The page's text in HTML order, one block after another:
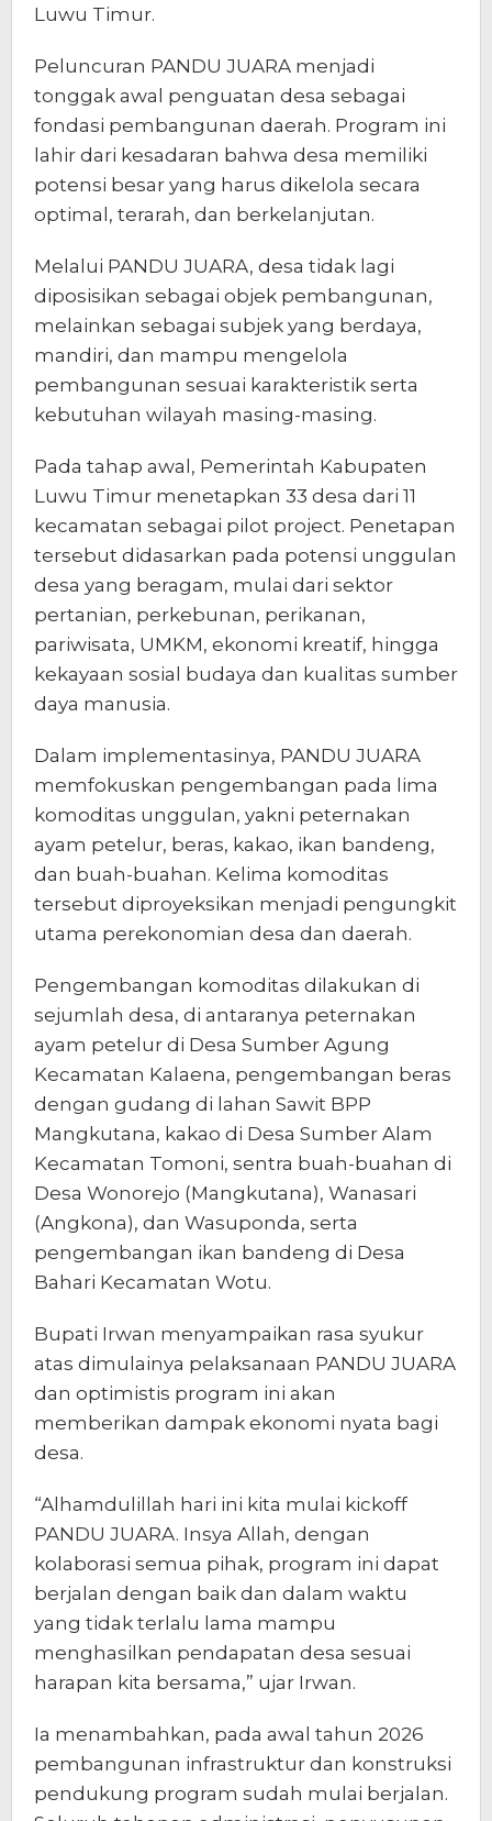
Luwu Timur.
Peluncuran PANDU JUARA menjadi
tonggak awal penguatan desa sebagai
fondasi pembangunan daerah. Program ini
lahir dari kesadaran bahwa desa memiliki
potensi besar yang harus dikelola secara
optimal, terarah, dan berkelanjutan.
Melalui PANDU JUARA, desa tidak lagi
diposisikan sebagai objek pembangunan,
melainkan sebagai subjek yang berdaya,
mandiri, dan mampu mengelola
pembangunan sesuai karakteristik serta
kebutuhan wilayah masing-masing.
Pada tahap awal, Pemerintah Kabupaten
Luwu Timur menetapkan 33 desa dari 11
kecamatan sebagai pilot project. Penetapan
tersebut didasarkan pada potensi unggulan
desa yang beragam, mulai dari sektor
pertanian, perkebunan, perikanan,
pariwisata, UMKM, ekonomi kreatif, hingga
kekayaan sosial budaya dan kualitas sumber
daya manusia.
Dalam implementasinya, PANDU JUARA
memfokuskan pengembangan pada lima
komoditas unggulan, yakni peternakan
ayam petelur, beras, kakao, ikan bandeng,
dan buah-buahan. Kelima komoditas
tersebut diproyeksikan menjadi pengungkit
utama perekonomian desa dan daerah.
Pengembangan komoditas dilakukan di
sejumlah desa, di antaranya peternakan
ayam petelur di Desa Sumber Agung
Kecamatan Kalaena, pengembangan beras
dengan gudang di lahan Sawit BPP
Mangkutana, kakao di Desa Sumber Alam
Kecamatan Tomoni, sentra buah-buahan di
Desa Wonorejo (Mangkutana), Wanasari
(Angkona), dan Wasuponda, serta
pengembangan ikan bandeng di Desa
Bahari Kecamatan Wotu.
Bupati Irwan menyampaikan rasa syukur
atas dimulainya pelaksanaan PANDU JUARA
dan optimistis program ini akan
memberikan dampak ekonomi nyata bagi
desa.
“Alhamdulillah hari ini kita mulai kickoff
PANDU JUARA. Insya Allah, dengan
kolaborasi semua pihak, program ini dapat
berjalan dengan baik dan dalam waktu
yang tidak terlalu lama mampu
menghasilkan pendapatan desa sesuai
harapan kita bersama,” ujar Irwan.
Ia menambahkan, pada awal tahun 2026
pembangunan infrastruktur dan konstruksi
pendukung program sudah mulai berjalan.